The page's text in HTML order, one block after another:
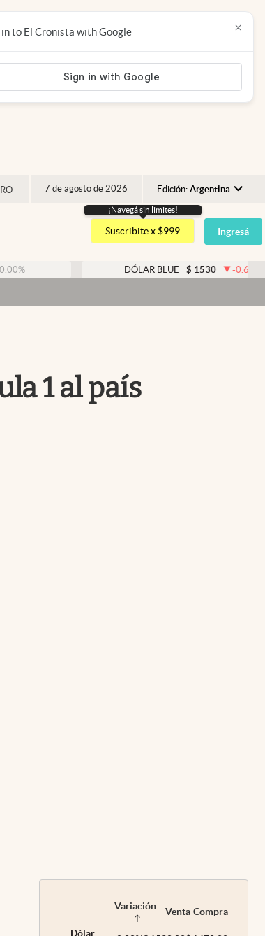
7 de agosto de 2026 Edición: Argentina
Argentina
España
USA
¡Navegá sin limites!
Suscribite x $999 Ingresá
DÓLAR BLUE $ 1530 -0.65%
in to El Cronista with Google ×
1 al país
Variación Venta Compra
Dólar